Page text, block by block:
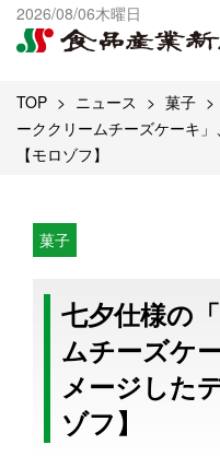
2026/08/06木曜日
出版物一覧へ
試読・購読申し込み
TOP ニュース 菓子
ーククリームチーズケーキ
【モロゾフ】
菓子
七夕仕様の
ムチーズケ
メージした
ゾフ】